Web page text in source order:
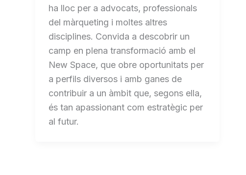
ha lloc per a advocats, professionals
del màrqueting i moltes altres
disciplines. Convida a descobrir un
camp en plena transformació amb el
New Space, que obre oportunitats per
a perfils diversos i amb ganes de
contribuir a un àmbit que, segons ella,
és tan apassionant com estratègic per
al futur.